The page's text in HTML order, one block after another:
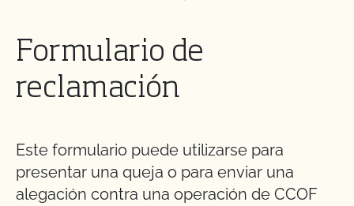
Formulario de
reclamación
Este formulario puede utilizarse para
presentar una queja o para enviar una
alegación contra una operación de CCOF